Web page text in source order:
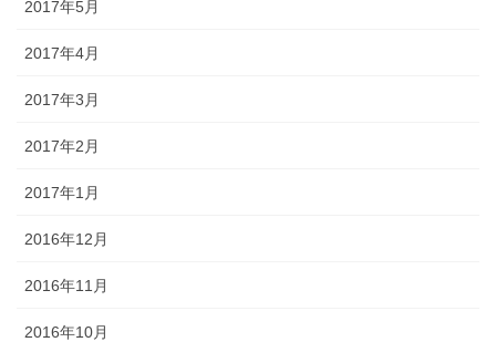
2017年5月
2017年4月
2017年3月
2017年2月
2017年1月
2016年12月
2016年11月
2016年10月